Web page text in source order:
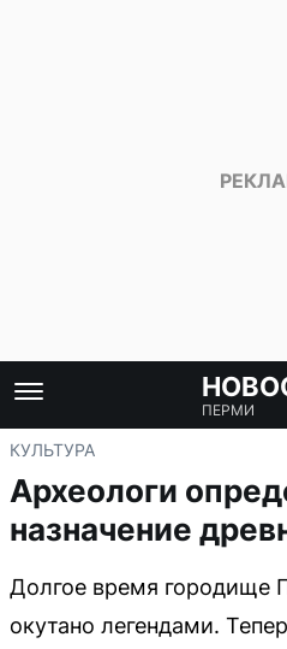
ПЕРМИ
КУЛЬТУРА
Археологи
назначение
Долгое время городище
окутано легендами.